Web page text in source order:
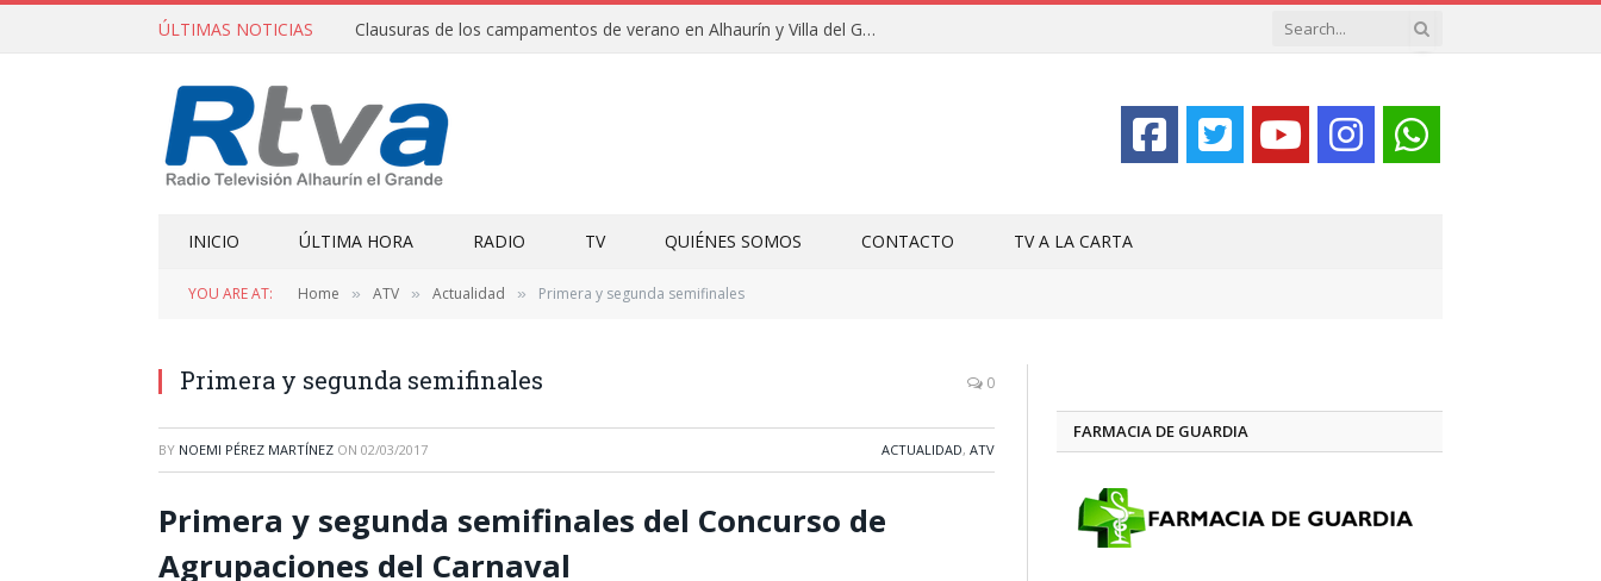
ÚLTIMAS NOTICIAS Clausuras de los campamentos de verano en Alhaurín y Villa del Guadalhorce 2026
INICIO ÚLTIMA HORA RADIO TV QUIÉNES SOMOS CONTACTO TV A LA CARTA
YOU ARE AT: Home » ATV » Actualidad » Primera y segunda semifinales
Primera y segunda semifinales 0
BY NOEMI PÉREZ MARTÍNEZ ON 02/03/2017 ACTUALIDAD, ATV
Primera y segunda semifinales del Concurso de
Agrupaciones del Carnaval
FARMACIA DE GUARDIA